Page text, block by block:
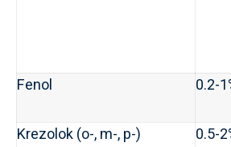
Fenol
0.2-
Krezolok (o-, m-, p-)
0.5-